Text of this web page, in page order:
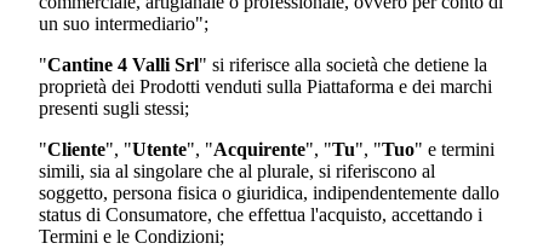
un suo intermediario";
"Cantine 4 Valli Srl" si riferisce alla società che detiene la
proprietà dei Prodotti venduti sulla Piattaforma e dei marchi
presenti sugli stessi;
"Cliente", "Utente", "Acquirente", "Tu", "Tuo" e termini
simili, sia al singolare che al plurale, si riferiscono al
soggetto, persona fisica o giuridica, indipendentemente dallo
status di Consumatore, che effettua l'acquisto, accettando i
Termini e le Condizioni;